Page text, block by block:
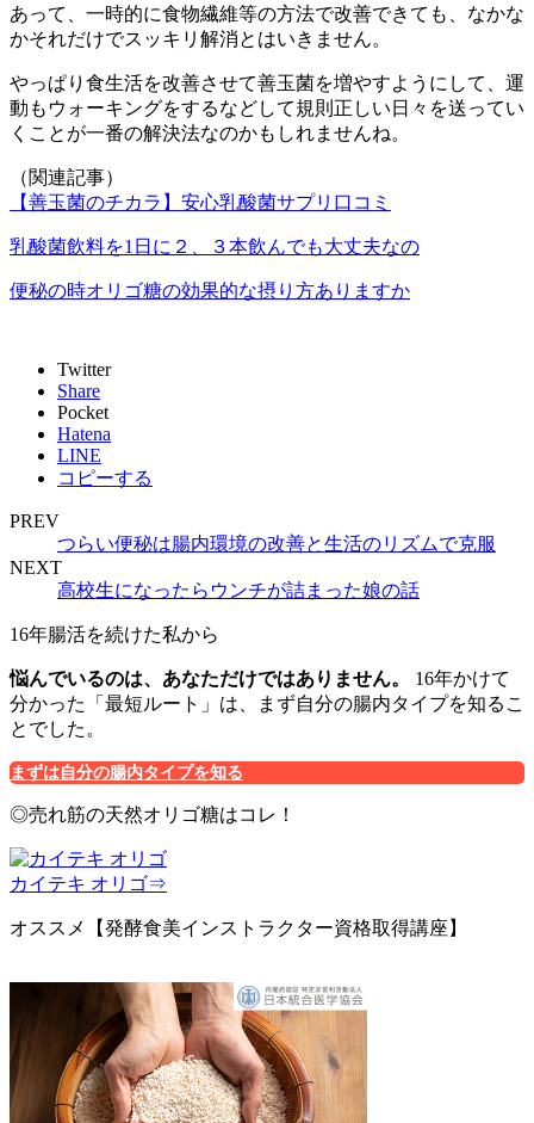
あって、一時的に食物繊維等の方法で改善できても、なかな
かそれだけでスッキリ解消とはいきません。
やっぱり食生活を改善させて善玉菌を増やすようにして、運
動もウォーキングをするなどして規則正しい日々を送ってい
くことが一番の解決法なのかもしれませんね。
（関連記事）
【善玉菌のチカラ】安心乳酸菌サプリ口コミ
乳酸菌飲料を1日に２、３本飲んでも大丈夫なの
便秘の時オリゴ糖の効果的な摂り方ありますか
Twitter
Share
Pocket
Hatena
LINE
コピーする
PREV
つらい便秘は腸内環境の改善と生活のリズムで克服
NEXT
高校生になったらウンチが詰まった娘の話
16年腸活を続けた私から
悩んでいるのは、あなただけではありません。
16年かけて
分かった「最短ルート」は、まず自分の腸内タイプを知るこ
とでした。
まずは自分の腸内タイプを知る
◎売れ筋の天然オリゴ糖はコレ！
カイテキ オリゴ⇒
オススメ【発酵食美インストラクター資格取得講座】